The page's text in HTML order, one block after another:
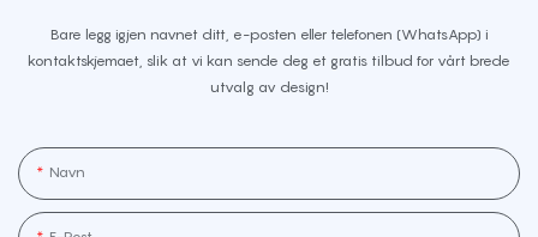
Bare legg igjen navnet ditt, e-posten eller telefonen (WhatsApp) i
kontaktskjemaet, slik at vi kan sende deg et gratis tilbud for vårt brede
utvalg av design!
Navn